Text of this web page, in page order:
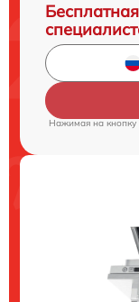
Нажимая на кнопку